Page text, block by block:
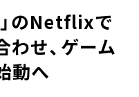
のNetflixで
せ、ゲーム
動へ